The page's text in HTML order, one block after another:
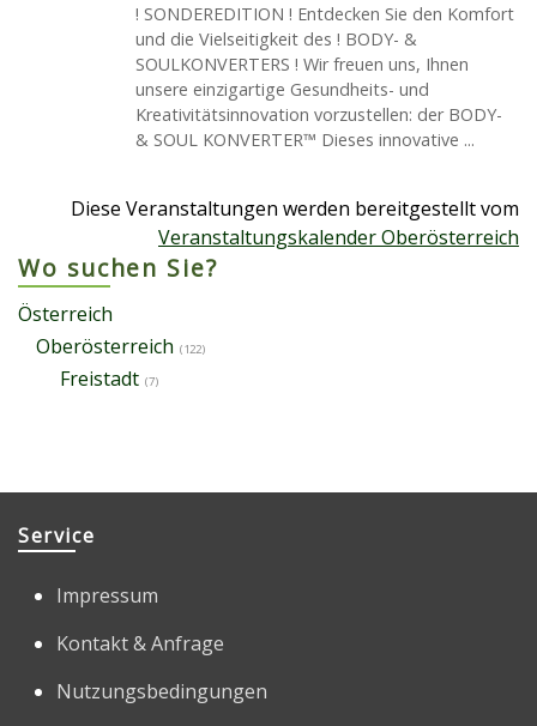
! SONDEREDITION ! Entdecken Sie den Komfort
und die Vielseitigkeit des ! BODY- &
SOULKONVERTERS ! Wir freuen uns, Ihnen
unsere einzigartige Gesundheits- und
Kreativitätsinnovation vorzustellen: der BODY-
& SOUL KONVERTER™ Dieses innovative ...
Diese Veranstaltungen werden bereitgestellt vom
Veranstaltungskalender Oberösterreich
Wo suchen Sie?
Österreich
Oberösterreich (122)
Freistadt (7)
Service
Impressum
Kontakt & Anfrage
Nutzungsbedingungen